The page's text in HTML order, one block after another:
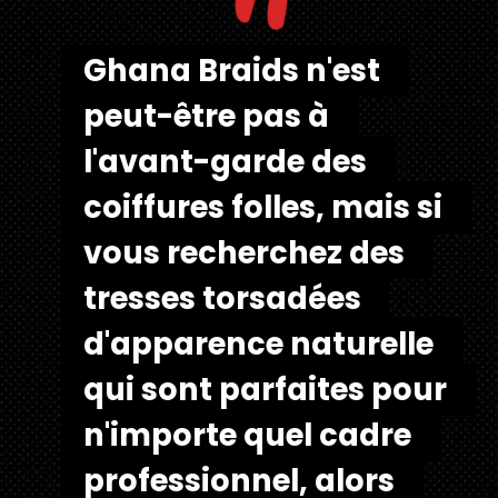
Ghana Braids n'est
peut-être pas à
l'avant-garde des
coiffures folles, mais si
vous recherchez des
tresses torsadées
d'apparence naturelle
qui sont parfaites pour
n'importe quel cadre
professionnel, alors
Ghana Braids n'est
peut-être pas à
l'avant-garde des
coiffures folles, mais si
vous recherchez des
tresses torsadées
d'apparence naturelle
qui sont parfaites pour
n'importe quel cadre
professionnel, alors